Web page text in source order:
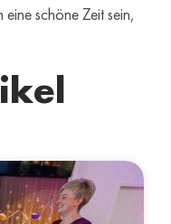
schöne Zeit sein,